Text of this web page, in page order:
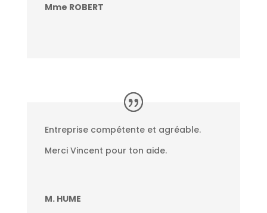
Mme ROBERT
Entreprise compétente et agréable.
Merci Vincent pour ton aide.
M. HUME